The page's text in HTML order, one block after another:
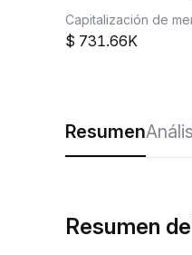
Capitalización de
731.66K
Resumen
Resumen